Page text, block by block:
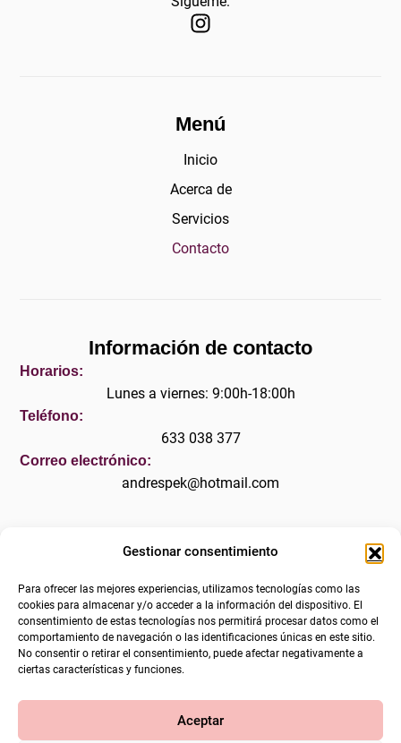
Gestionar consentimiento
Para ofrecer las mejores experiencias, utilizamos tecnologías como las
cookies para almacenar y/o acceder a la información del dispositivo. El
consentimiento de estas tecnologías nos permitirá procesar datos como el
comportamiento de navegación o las identificaciones únicas en este sitio.
No consentir o retirar el consentimiento, puede afectar negativamente a
ciertas características y funciones.
Aceptar
Menú
Inicio
Acerca de
Servicios
Contacto
Información de contacto
Horarios:
Lunes a viernes: 9:00h-18:00h
Teléfono:
633 038 377
Correo electrónico:
andrespek@hotmail.com
Aviso legal
Política de privacidad
Accesibilidad